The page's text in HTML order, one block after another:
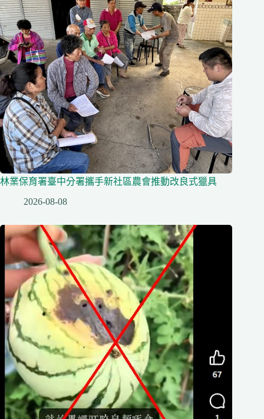
林業保育署臺中分署攜手新社區農會推動改良式獵具
2026-08-08